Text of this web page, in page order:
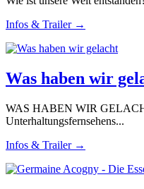
Infos & Trailer →
Was haben wir
WAS HABEN WIR
Unterhaltungsfernsehens...
Infos & Trailer →